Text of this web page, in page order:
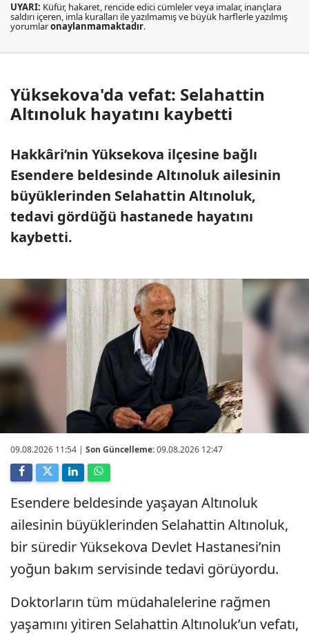
UYARI: Küfür, hakaret, rencide edici cümleler veya imalar, inançlara
saldırı içeren, imla kuralları ile yazılmamış ve büyük harflerle yazılmış
yorumlaronaylanmamaktadır.
Yüksekova'da vefat: Selahattin
Altınoluk hayatını kaybetti
Hakkâri’nin Yüksekova ilçesine bağlı
Esendere beldesinde Altınoluk ailesinin
büyüklerinden Selahattin Altınoluk,
tedavi gördüğü hastanede hayatını
kaybetti.
09.08.2026 11:54 | Son Güncelleme:09.08.2026 12:47
Esendere beldesinde yaşayan Altınoluk
ailesinin büyüklerinden Selahattin Altınoluk,
bir süredir Yüksekova Devlet Hastanesi’nin
yoğun bakım servisinde tedavi görüyordu.
Doktorların tüm müdahalelerine rağmen
yaşamını yitiren Selahattin Altınoluk’un vefatı,